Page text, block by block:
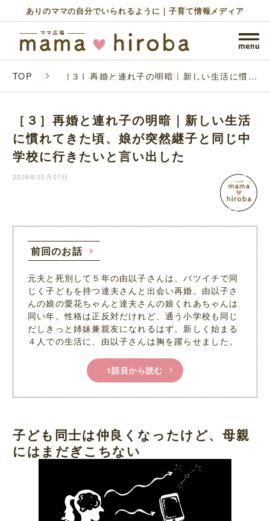
ありのママの自分でいられるように｜子育て情報メディア
TOP ［３］再婚と連れ子の明暗｜新しい生活に慣れ
いと言い出した
［３］再婚と連れ子の明暗｜新しい生活
に慣れてきた頃、娘が突然継子と同じ中
学校に行きたいと言い出した
2026年02月07日
前回のお話
元夫と死別して５年の由以子さんは、バツイチで同
じく子どもを持つ達夫さんと出会い再婚。由以子さ
んの娘の愛花ちゃんと達夫さんの娘くれあちゃんは
同い年。性格は正反対だけれど、通う小学校も同じ
だしきっと姉妹兼親友になれるはず。新しく始まる
４人での生活に、由以子さんは胸を躍らせました。
1話目から読む
子ども同士は仲良くなったけど、母親
にはまだぎこちない